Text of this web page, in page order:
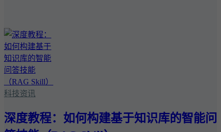
科技资讯
深度教程：如何构建基于知识库的智能问